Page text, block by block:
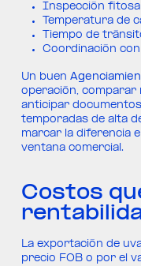
Inspección
Temperatura de
Tiempo de
Coordinación
Un buen
operación, comparar
anticipar
temporadas de alta
marcar la diferencia
ventana comercial.
Costos
La exportación de
precio FOB o por el